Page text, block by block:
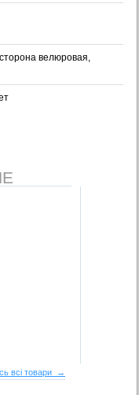
велюровая,
всі товари →